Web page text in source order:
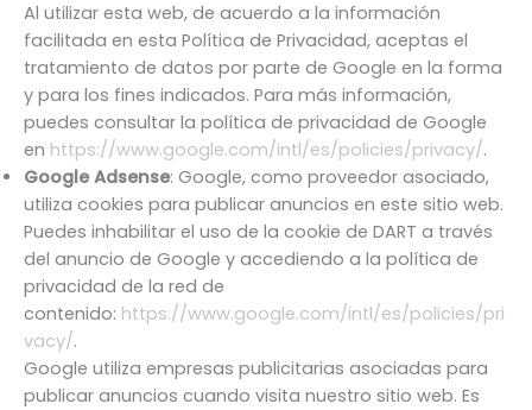
Al utilizar esta web, de acuerdo a la información
facilitada en esta Política de Privacidad, aceptas el
tratamiento de datos por parte de Google en la forma
y para los fines indicados. Para más información,
puedes consultar la política de privacidad de Google
en https://www.google.com/intl/es/policies/privacy/.
Google Adsense: Google, como proveedor asociado,
utiliza cookies para publicar anuncios en este sitio web.
Puedes inhabilitar el uso de la cookie de DART a través
del anuncio de Google y accediendo a la política de
privacidad de la red de
contenido: https://www.google.com/intl/es/policies/pri
vacy/.
Google utiliza empresas publicitarias asociadas para
publicar anuncios cuando visita nuestro sitio web. Es